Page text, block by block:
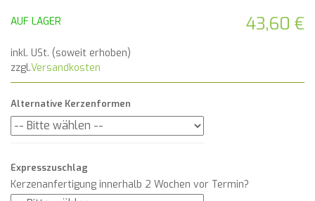
43,60 €
AUF LAGER
inkl. USt. (soweit erhoben)
zzgl.Versandkosten
Alternative Kerzenformen
Expresszuschlag
Kerzenanfertigung innerhalb 2 Wochen vor Termin?